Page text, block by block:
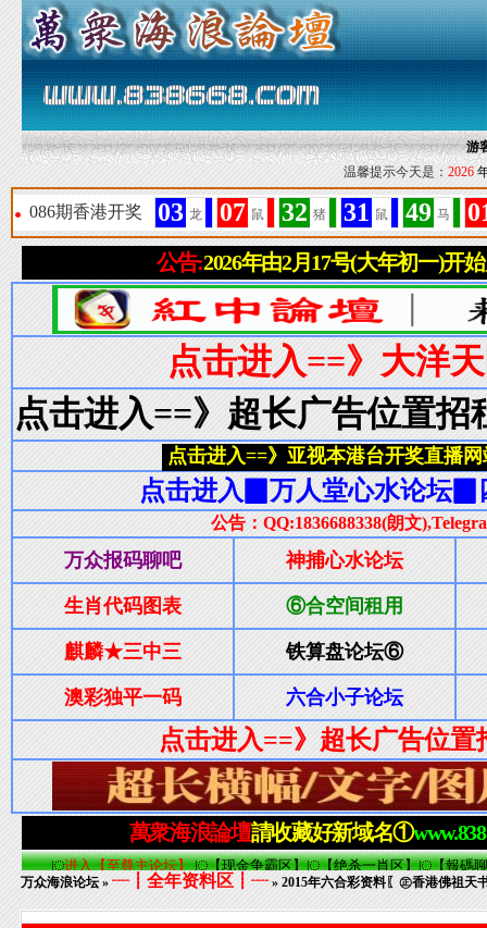
游
温馨提示今天是： 2026
万众海浪论坛 »┈┋全年资料区┋┈» 2015年六合彩资料〖㊣香港佛祖天